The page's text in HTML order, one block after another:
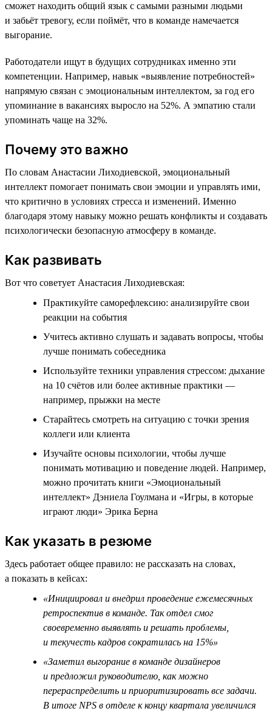
сможет находить общий язык с самыми разными людьми
и забьёт тревогу, если поймёт, что в команде намечается
выгорание.
Работодатели ищут в будущих сотрудниках именно эти
компетенции. Например, навык «выявление потребностей»
напрямую связан с эмоциональным интеллектом, за год его
упоминание в вакансиях выросло на 52%. А эмпатию стали
упоминать чаще на 32%.
Почему это важно
По словам Анастасии Лиходиевской, эмоциональный
интеллект помогает понимать свои эмоции и управлять ими,
что критично в условиях стресса и изменений. Именно
благодаря этому навыку можно решать конфликты и создавать
психологически безопасную атмосферу в команде.
Как развивать
Вот что советует Анастасия Лиходиевская:
Практикуйте саморефлексию: анализируйте свои
реакции на события
Учитесь активно слушать и задавать вопросы, чтобы
лучше понимать собеседника
Используйте техники управления стрессом: дыхание
на 10 счётов или более активные практики —
например, прыжки на месте
Старайтесь смотреть на ситуацию с точки зрения
коллеги или клиента
Изучайте основы психологии, чтобы лучше
понимать мотивацию и поведение людей. Например,
можно прочитать книги «Эмоциональный
интеллект» Дэниела Гоулмана и «Игры, в которые
играют люди» Эрика Берна
Как указать в резюме
Здесь работает общее правило: не рассказать на словах,
а показать в кейсах:
«Инициировал и внедрил проведение ежемесячных
ретроспектив в команде. Так отдел смог
своевременно выявлять и решать проблемы,
и текучесть кадров сократилась на 15%»
«Заметил выгорание в команде дизайнеров
и предложил руководителю, как можно
перераспределить и приоритизировать все задачи.
В итоге NPS в отделе к концу квартала увеличился